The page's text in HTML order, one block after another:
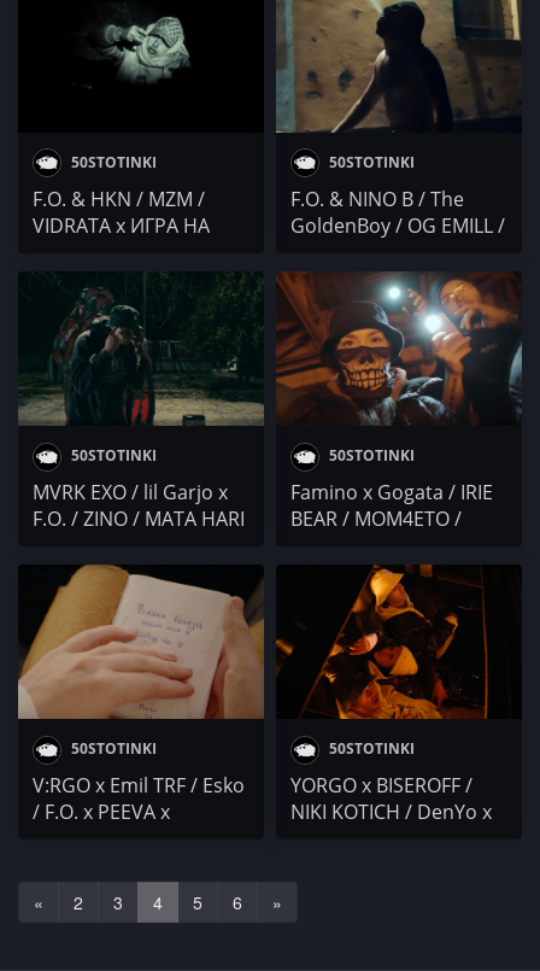
50STOTINKI
F.O. & HKN / MZM /
VIDRATA x ИГРА НА
PASKOV / 6IKERYA
50STOTINKI
F.O. & NINO B / Тhe
GoldenBoy / OG EMILL /
MILIONI
50STOTINKI
MVRK EXO / lil Garjo x
F.O. / ZINO / MATA HARI
KRISTO x LORA
KARADJOVA / Гаден /
#UB7 @ 4BARS
50STOTINKI
Famino x Gogata / IRIE
BEAR / MOM4ETO /
BORISOV x DOUBLE N /
Streeta x Skinny x Az i
Batko
50STOTINKI
V:RGO x Emil TRF / Esko
/ F.O. x PEEVA x
KARTELA / Peyotoff
50STOTINKI
YORGO x BISEROFF /
NIKI KOTICH / DenYo x
« 2 3 4 5 6 »